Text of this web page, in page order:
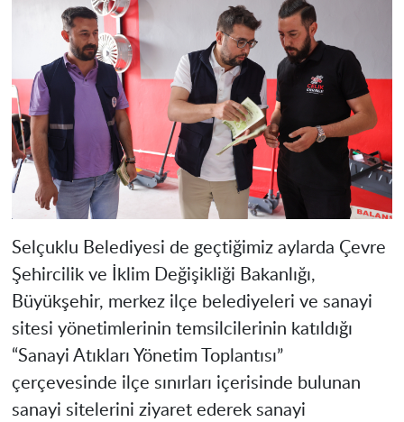
Selçuklu Belediyesi de geçtiğimiz aylarda Çevre
Şehircilik ve İklim Değişikliği Bakanlığı,
Büyükşehir, merkez ilçe belediyeleri ve sanayi
sitesi yönetimlerinin temsilcilerinin katıldığı
“Sanayi Atıkları Yönetim Toplantısı”
çerçevesinde ilçe sınırları içerisinde bulunan
sanayi sitelerini ziyaret ederek sanayi